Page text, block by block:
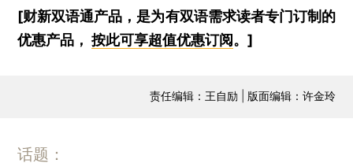
[财新双语通产品，是为有双语需求读者专门订制的
优惠产品，按此可享超值优惠订阅。]
责任编辑：王自励 | 版面编辑：许金玲
话题：